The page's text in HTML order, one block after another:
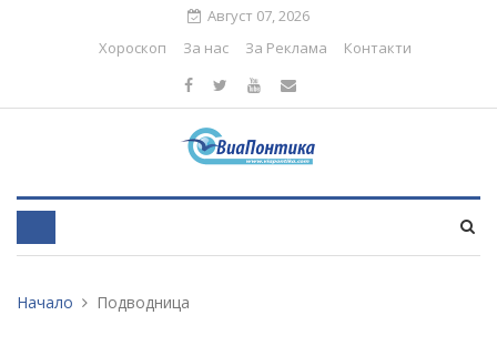
Август 07, 2026
Хороскоп
За нас За Реклама Контакти
Начало Подводница